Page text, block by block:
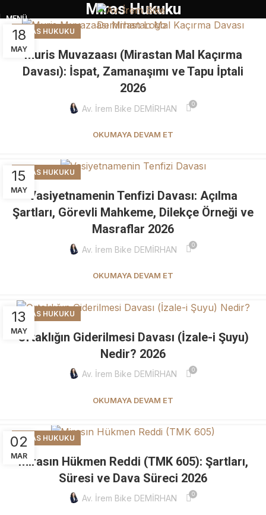
MENÜ Miras Hukuku
18
MAY
MIRAS HUKUKU
Muris Muvazaası (Mirastan Mal Kaçırma
Davası): İspat, Zamanaşımı ve Tapu İptali
2026
Av. İrem Bike DEMİRHAN 0
OKUMAYA DEVAM ET
15
MAY
MIRAS HUKUKU
Vasiyetnamenin Tenfizi Davası: Açılma
Şartları, Görevli Mahkeme, Dilekçe Örneği ve
Masraflar 2026
Av. İrem Bike DEMİRHAN 0
OKUMAYA DEVAM ET
13
MAY
MIRAS HUKUKU
Ortaklığın Giderilmesi Davası (İzale-i Şuyu)
Nedir? 2026
Av. İrem Bike DEMİRHAN 0
OKUMAYA DEVAM ET
02
MAR
MIRAS HUKUKU
Mirasın Hükmen Reddi (TMK 605): Şartları,
Süresi ve Dava Süreci 2026
Av. İrem Bike DEMİRHAN 0